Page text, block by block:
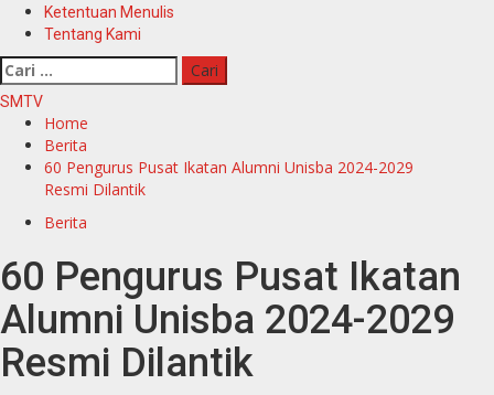
Ketentuan Menulis
Tentang Kami
SMTV
Home
Berita
60 Pengurus Pusat Ikatan Alumni Unisba 2024-2029
Resmi Dilantik
Berita
60 Pengurus Pusat Ikatan
Alumni Unisba 2024-2029
Resmi Dilantik